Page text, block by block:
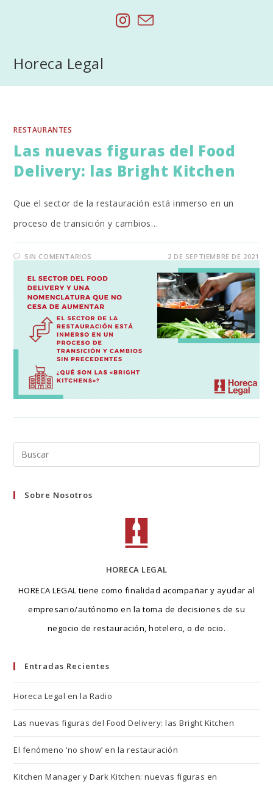
Horeca Legal
RESTAURANTES
Las nuevas figuras del Food
Delivery: las Bright Kitchen
Que el sector de la restauración está inmerso en un
proceso de transición y cambios…
SIN COMENTARIOS 2 DE SEPTIEMBRE DE 2021
Buscar
estaSobre Nosotros
HORECA LEGAL
HORECA LEGAL tiene como finalidad acompañar y ayudar al
empresario/autónomo en la toma de decisiones de su
negocio de restauración, hotelero, o de ocio.
Entradas Recientes
Horeca Legal en la Radio
Las nuevas figuras del Food Delivery: las Bright Kitchen
El fenómeno ‘no show’ en la restauración
Kitchen Manager y Dark Kitchen: nuevas figuras en